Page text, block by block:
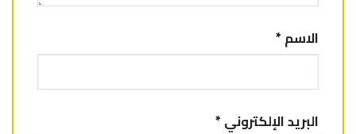
الاسم*
البريد الإلكتروني*